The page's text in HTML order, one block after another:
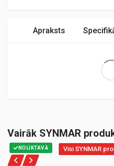
Apraksts
Extra
Vairāk SYNMAR
NOLIKTAVĀ Visi SYNMAR